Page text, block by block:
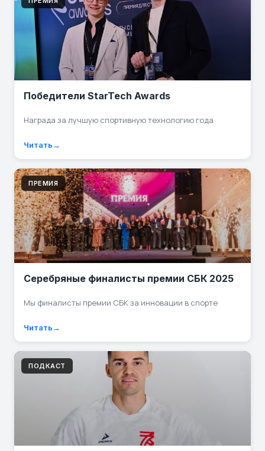
Победители StarTech Awards
Награда за лучшую спортивную технологию года
Читать
ПРЕМИЯ
Серебряные финалисты премии СБК 2025
Мы финалисты премии СБК за инновации в спорте
Читать
ПОДКАСТ